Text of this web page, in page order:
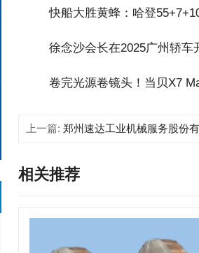
快船大胜黄蜂：哈登55+7+10
徐念沙会长在2025广州轿车
卷完光源卷镜头！当贝X7
上一篇: 郑州速达工业机械服务股份有限公司 第
相关推荐